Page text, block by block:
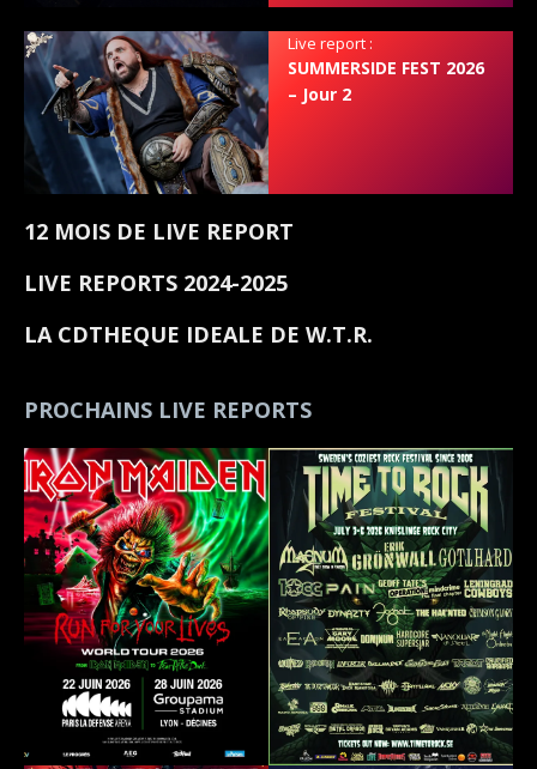
Live report :
SUMMERSIDE FEST 2026
– Jour 2
12 MOIS DE LIVE REPORT
LIVE REPORTS 2024-2025
LA CDTHEQUE IDEALE DE W.T.R.
PROCHAINS LIVE REPORTS